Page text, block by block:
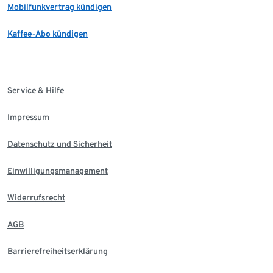
Mobilfunkvertrag kündigen
Kaffee-Abo kündigen
Service & Hilfe
Impressum
Datenschutz und Sicherheit
Einwilligungsmanagement
Widerrufsrecht
AGB
Barrierefreiheitserklärung